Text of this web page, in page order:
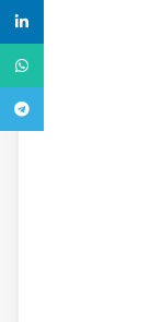
واتس
تلگرام